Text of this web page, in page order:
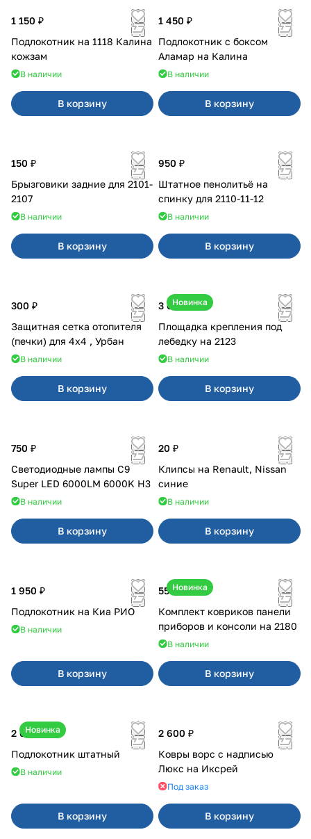
1 150 ₽
Подлокотник на 1118 Калина
кожзам
В наличии
В корзину
1 450 ₽
Подлокотник с боксом
Аламар на Калина
В наличии
В корзину
150 ₽
Брызговики задние для 2101-
2107
В наличии
В корзину
950 ₽
Штатное пенолитьё на
спинку для 2110-11-12
В наличии
В корзину
300 ₽
Защитная сетка отопителя
(печки) для 4x4 , Урбан
В наличии
В корзину
Новинка
3 600 ₽
Площадка крепления под
лебедку на 2123
В наличии
В корзину
750 ₽
Светодиодные лампы C9
Super LED 6000LM 6000K H3
В наличии
В корзину
20 ₽
Клипсы на Renault, Nissan
синие
В наличии
В корзину
1 950 ₽
Подлокотник на Киа РИО
В наличии
В корзину
Новинка
550 ₽
Комплект ковриков панели
приборов и консоли на 2180
В наличии
В корзину
Новинка
2 600 ₽
Подлокотник штатный
В наличии
В корзину
2 600 ₽
Ковры ворс с надписью
Люкс на Иксрей
Под заказ
В корзину